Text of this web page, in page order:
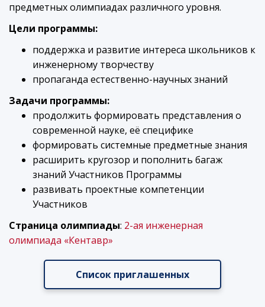
предметных олимпиадах различного уровня.
Цели программы:
поддержка и развитие интереса школьников к
инженерному творчеству
пропаганда естественно-научных знаний
Задачи программы:
продолжить формировать представления о
современной науке, её специфике
формировать системные предметные знания
расширить кругозор и пополнить багаж
знаний Участников Программы
развивать проектные компетенции
Участников
Страница олимпиады: 2-ая инженерная
олимпиада «Кентавр»
Список приглашенных